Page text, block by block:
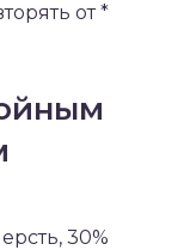
от *
30%